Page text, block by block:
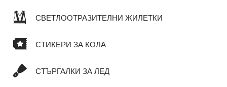
СВЕТЛООТРАЗИТЕЛНИ ЖИЛЕТКИ
СТИКЕРИ ЗА КОЛА
СТЪРГАЛКИ ЗА ЛЕД